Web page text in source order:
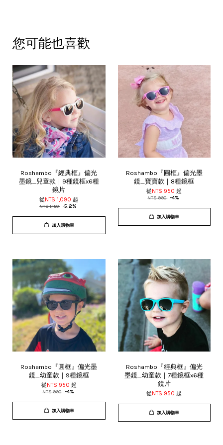
您可能也喜歡
Roshambo『經典框』偏光
墨鏡_兒童款｜9種鏡框x6種
鏡片
從 NT$ 1,090起
NT$ 1,150 -5.2%
加入購物車
Roshambo『圓框』偏光墨
鏡_寶寶款｜8種鏡框
從 NT$ 950起
NT$ 990 -4%
加入購物車
Roshambo『圓框』偏光墨
鏡_幼童款｜9種鏡框
從 NT$ 950 起
NT$ 990 -4%
加入購物車
Roshambo『經典框』偏光
墨鏡_幼童款｜7種鏡框x6種
鏡片
從 NT$ 950起
加入購物車